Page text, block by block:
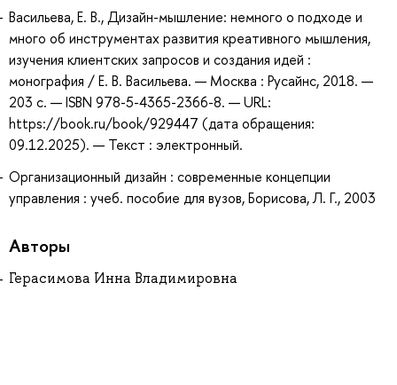
Васильева, Е. В., Дизайн-мышление: немного о подходе и
много об инструментах развития креативного мышления,
изучения клиентских запросов и создания идей :
монография / Е. В. Васильева. — Москва : Русайнс, 2018. —
203 с. — ISBN 978-5-4365-2366-8. — URL:
https://book.ru/book/929447 (дата обращения:
09.12.2025). — Текст : электронный.
Организационный дизайн : современные концепции
управления : учеб. пособие для вузов, Борисова, Л. Г., 2003
Авторы
Герасимова Инна Владимировна